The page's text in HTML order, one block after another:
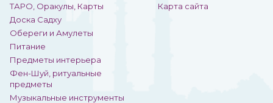
ТАРО, Оракулы, Карты
Доска Садху
Обереги и Амулеты
Питание
Предметы интерьера
Фен-Шуй, ритуальные
предметы
Музыкальные инструменты
Карта сайта